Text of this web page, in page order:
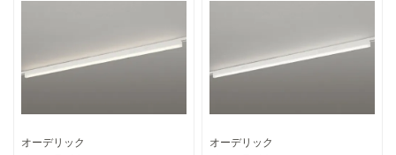
オーデリック
オーデリック